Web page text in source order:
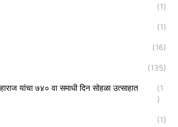
(1)
(1)
(16)
(135)
यांचा ७४० वा समाधी दिन सोहळा उत्साहात
(1
)
(1)